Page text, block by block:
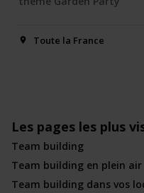
Toute la France
Les pages les plus
Team building
Team building en plein air
Team building dans vos